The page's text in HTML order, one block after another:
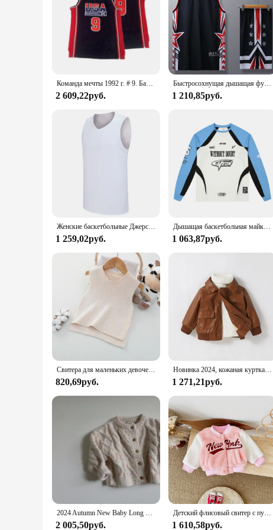
Команда мечты 1992 г. # 9. Баскетбольные майки Jorda n, темно-синие, полностью прошитые, с возвратом
2 609,22руб.
Быстросохнущая дышащая футболка для баскетбола для мальчиков, спортивные рубашки и спортивные шорты для молодежи, мужской костюм
1 210,85руб.
Женские баскетбольные Джерси, спортивный тренировочный жилет без рукавов, одежда для бега на заказ, быстросохнущая одежда для девочек и мужчин, баскетбольные футболки
1 259,02руб.
Дышащая баскетбольная майка с длинным рукавом, быстросохнущая футболка с круглым вырезом и графическим принтом для мужчин, уличная спортивная футболка
1 063,87руб.
Свитера для маленьких девочек, однотонный пуловер для маленьких девочек, безрукавка, жилет для маленьких мальчиков, вязаный жилет, Детская осенняя верхняя одежда для малышей
820,69руб.
Новинка 2024, кожаная куртка для маленьких мальчиков, искусственная кожа, модная верхняя одежда на молнии с длинным рукавом и отложным воротником, кожаные пальто на осень и зиму
1 271,21руб.
2024 Autumn New Baby Long Sleeve Knit Coat Infant Girl Cotton Sweater Toddler Boy Vintage Knitted Cardigan Children Jacket
2 005,50руб.
Детский флисовый свитер с пуговицами, на осень/зиму
1 610,58руб.